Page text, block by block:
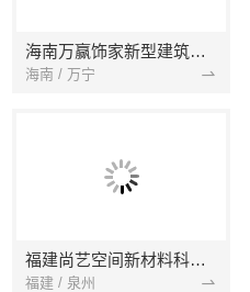
海南万赢饰家新型建筑材料有限公司
海南 / 万宁
福建尚艺空间新材料科技有限公司
福建 / 泉州